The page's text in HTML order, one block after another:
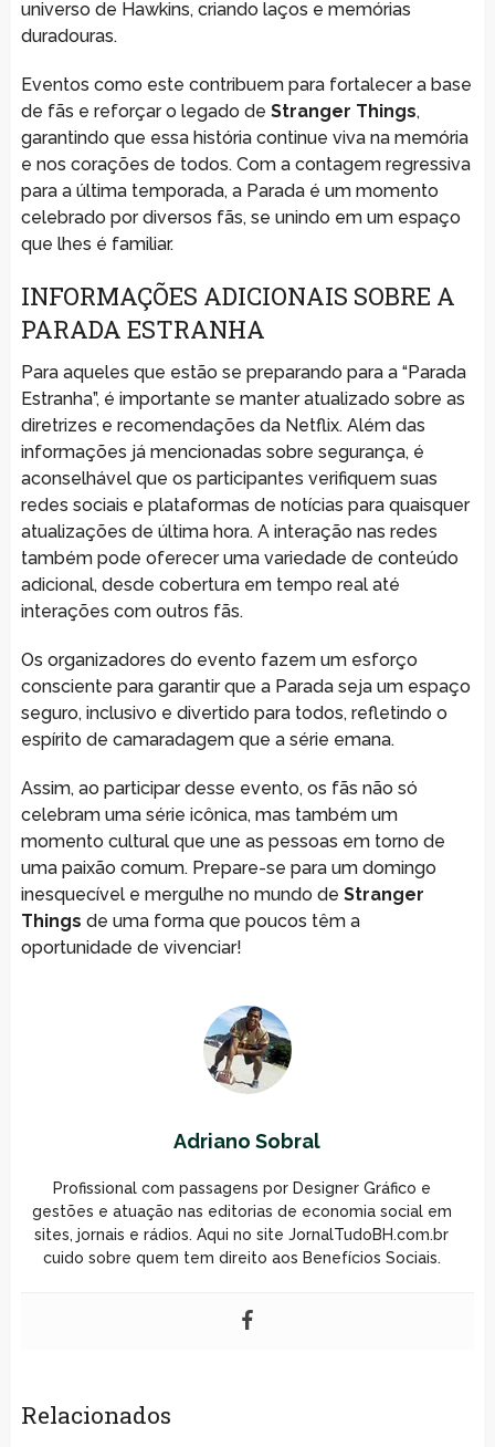
universo de Hawkins, criando laços e memórias
duradouras.
Eventos como este contribuem para fortalecer a base
de fãs e reforçar o legado de Stranger Things,
garantindo que essa história continue viva na memória
e nos corações de todos. Com a contagem regressiva
para a última temporada, a Parada é um momento
celebrado por diversos fãs, se unindo em um espaço
que lhes é familiar.
INFORMAÇÕES ADICIONAIS SOBRE A
PARADA ESTRANHA
Para aqueles que estão se preparando para a “Parada
Estranha”, é importante se manter atualizado sobre as
diretrizes e recomendações da Netflix. Além das
informações já mencionadas sobre segurança, é
aconselhável que os participantes verifiquem suas
redes sociais e plataformas de notícias para quaisquer
atualizações de última hora. A interação nas redes
também pode oferecer uma variedade de conteúdo
adicional, desde cobertura em tempo real até
interações com outros fãs.
Os organizadores do evento fazem um esforço
consciente para garantir que a Parada seja um espaço
seguro, inclusivo e divertido para todos, refletindo o
espírito de camaradagem que a série emana.
Assim, ao participar desse evento, os fãs não só
celebram uma série icônica, mas também um
momento cultural que une as pessoas em torno de
uma paixão comum. Prepare-se para um domingo
inesquecível e mergulhe no mundo de Stranger
Things de uma forma que poucos têm a
oportunidade de vivenciar!
Adriano Sobral
Profissional com passagens por Designer Gráfico e
gestões e atuação nas editorias de economia social em
sites, jornais e rádios. Aqui no site JornalTudoBH.com.br
cuido sobre quem tem direito aos Benefícios Sociais.
Relacionados